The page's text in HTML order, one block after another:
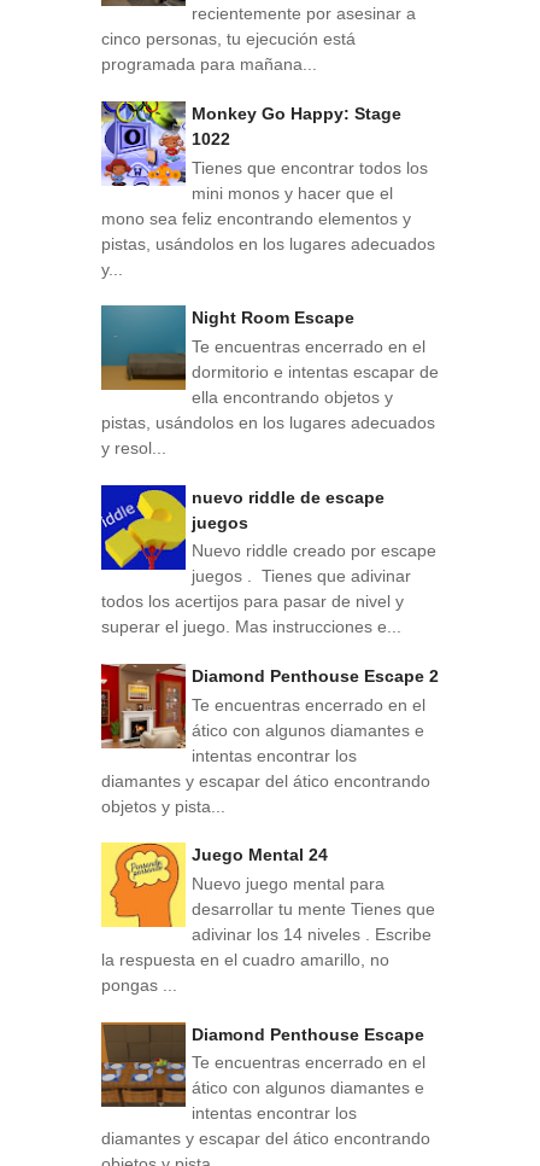
recientemente por asesinar a
cinco personas, tu ejecución está
programada para mañana...
Monkey Go Happy: Stage
1022
Tienes que encontrar todos los
mini monos y hacer que el
mono sea feliz encontrando elementos y
pistas, usándolos en los lugares adecuados
y...
Night Room Escape
Te encuentras encerrado en el
dormitorio e intentas escapar de
ella encontrando objetos y
pistas, usándolos en los lugares adecuados
y resol...
nuevo riddle de escape
juegos
Nuevo riddle creado por escape
juegos . Tienes que adivinar
todos los acertijos para pasar de nivel y
superar el juego. Mas instrucciones e...
Diamond Penthouse Escape 2
Te encuentras encerrado en el
ático con algunos diamantes e
intentas encontrar los
diamantes y escapar del ático encontrando
objetos y pista...
Juego Mental 24
Nuevo juego mental para
desarrollar tu mente Tienes que
adivinar los 14 niveles . Escribe
la respuesta en el cuadro amarillo, no
pongas ...
Diamond Penthouse Escape
Te encuentras encerrado en el
ático con algunos diamantes e
intentas encontrar los
diamantes y escapar del ático encontrando